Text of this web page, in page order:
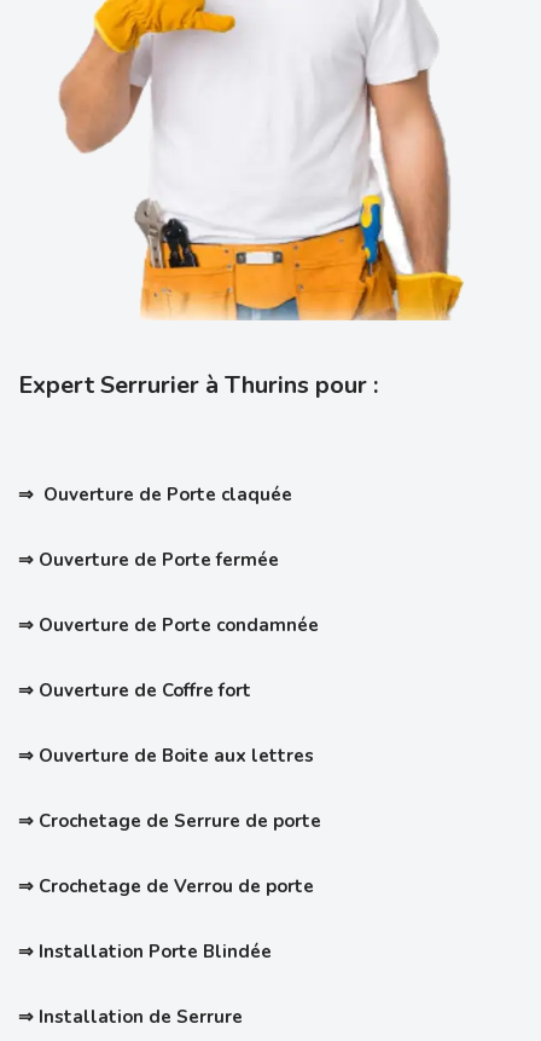
Expert Serrurier à Thurins pour :
⇒ Ouverture de Porte claquée
⇒ Ouverture de Porte fermée
⇒ Ouverture de Porte condamnée
⇒ Ouverture de Coffre fort
⇒ Ouverture de Boite aux lettres
⇒ Crochetage de Serrure de porte
⇒ Crochetage de Verrou de porte
⇒ Installation Porte Blindée
⇒ Installation de Serrure